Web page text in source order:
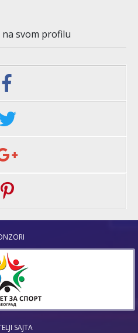
na svom profilu
SAJTA